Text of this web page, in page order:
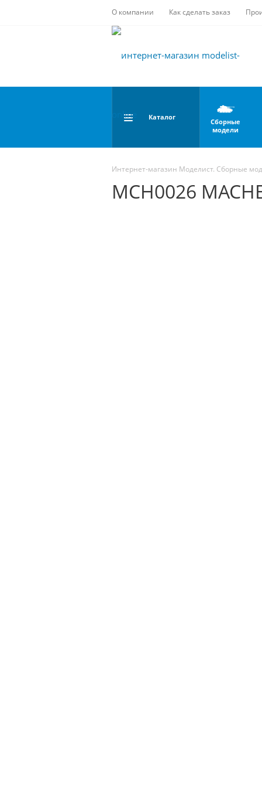
О компании Как сделать заказ
Каталог
Сборные
модели
Интернет-магазин Моделист. Сборные
MCH0026